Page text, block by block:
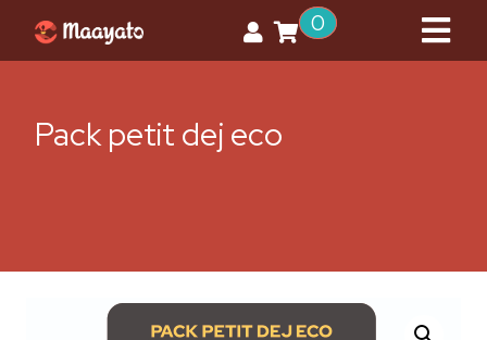
0
Pack petit dej eco